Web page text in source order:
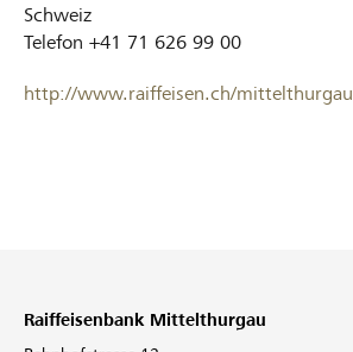
Schweiz
Telefon +41 71 626 99 00
http://www.raiffeisen.ch/mittelthurgau
Raiffeisenbank Mittelthurgau